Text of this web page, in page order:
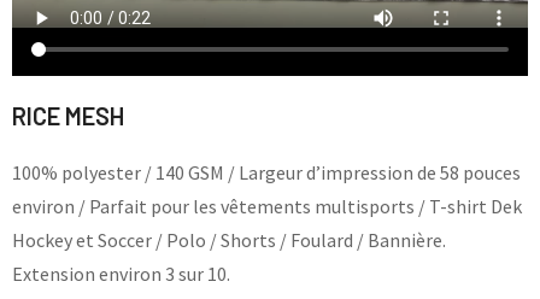
RICE MESH
100% polyester / 140 GSM / Largeur d’impression de 58 pouces
environ / Parfait pour les vêtements multisports / T-shirt Dek
Hockey et Soccer / Polo / Shorts / Foulard / Bannière.
Extension environ 3 sur 10.